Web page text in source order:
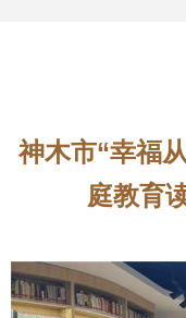
神木市“幸福
庭教育